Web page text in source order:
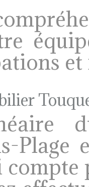
Plage
compte